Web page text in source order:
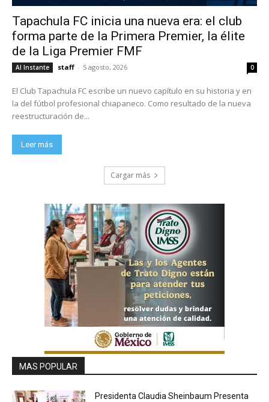
Tapachula FC inicia una nueva era: el club
forma parte de la Primera Premier, la élite
de la Liga Premier FMF
Al Instante staff - 5 agosto, 2026 0
El Club Tapachula FC escribe un nuevo capítulo en su historia y en
la del fútbol profesional chiapaneco. Como resultado de la nueva
reestructuración de...
Leer más
Cargar más
MAS POPULAR
Presidenta Claudia Sheinbaum Presenta